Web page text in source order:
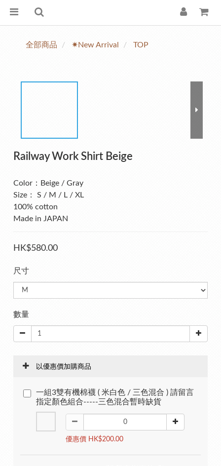
全部商品 ✷New Arrival TOP
Railway Work Shirt Beige
Color：Beige / Gray
Size： S / M / L / XL
100% cotton
Made in JAPAN
HK$580.00
尺寸
數量
以優惠價加購商品
一組3雙有機棉襪 ( 米白色 / 三色混合 ) 請留言
指定顏色組合-----三色混合暫時缺貨
優惠價 HK$200.00